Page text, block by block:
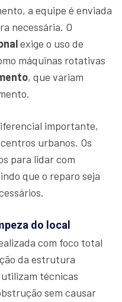
a equipe é enviada
necessária. O
exige o uso de
máquinas rotativas
, que variam
importante,
urbanos. Os
para lidar com
que o reparo seja
do local
com foco total
da estrutura
técnicas
sem causar